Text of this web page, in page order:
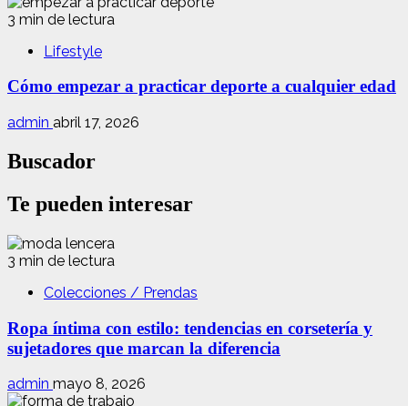
3 min de lectura
Lifestyle
Cómo empezar a practicar deporte a cualquier edad
admin abril 17, 2026
Buscador
Te pueden interesar
3 min de lectura
Colecciones / Prendas
Ropa íntima con estilo: tendencias en corsetería y
sujetadores que marcan la diferencia
admin mayo 8, 2026